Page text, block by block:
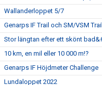
Wallanderloppet 5/7
Genarps IF Trail och SM/VSM
Stor längtan efter ett skönt
10 km, en mil eller 10 000 m!?
Genarps IF Höjdmeter Challenge
Lundaloppet 2022